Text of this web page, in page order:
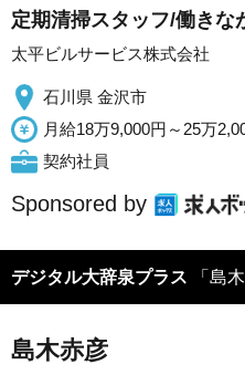
定期清掃スタッフ/働きな
太平ビルサービス株式会社
石川県 金沢市
月給18万9,000円～25万
契約社員
Sponsored by
デジタル大辞泉プラス 「島
島木赤彦